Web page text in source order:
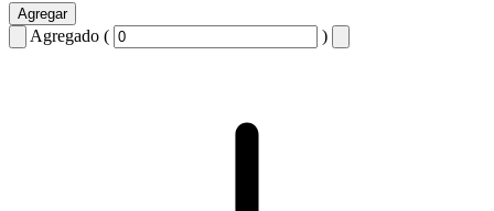
Agregar
Agregado ( )